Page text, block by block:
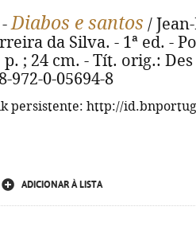
-Diabos e santos /
da Silva. - 1ª ed. -
p. ; 24 cm. - Tít. orig.:
972-0-05694-8
persistente: http://
ADICIONAR À LISTA